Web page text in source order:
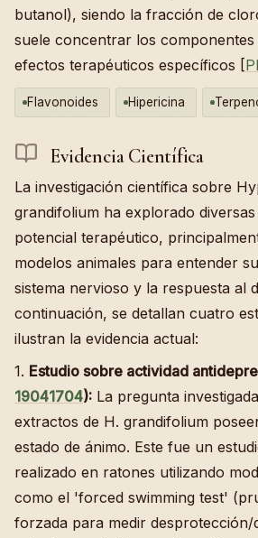
butanol), siendo la fracción de
suele concentrar los
efectos terapéuticos específicos [
Flavonoides Hipericina
Evidencia Científica
La investigación científica sobre
grandifolium ha explorado
potencial terapéutico,
modelos animales para entender
sistema nervioso y la respuesta al
continuación, se detallan cuatro
ilustran la evidencia actual:
1. Estudio sobre actividad
19041704): La pregunta
extractos de H. grandifolium
estado de ánimo. Este fue un
realizado en ratones utilizando
como el 'forced swimming test'
forzada para medir desprotección/